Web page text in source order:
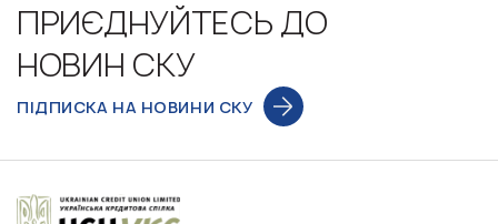
ПРИЄДНУЙТЕСЬ ДО
НОВИН СКУ
ПІДПИСКА НА НОВИНИ СКУ